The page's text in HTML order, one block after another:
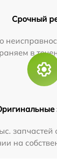
Срочный
в
запчастей
на